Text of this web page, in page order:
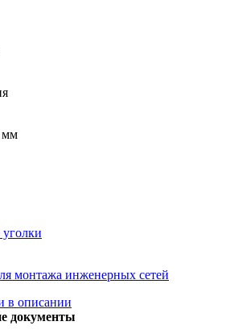
мм
монтажа инженерных сетей
в описании
документы